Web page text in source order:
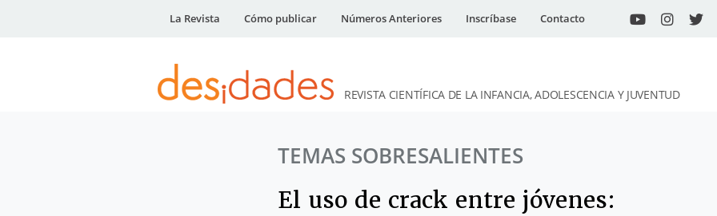
La Revista Cómo publicar Números Anteriores Inscríbase Contacto
DESidades
REVISTA CIENTÍFICA DE LA INFANCIA, ADOLESCENCIA Y JUVENTUD
TEMAS SOBRESALIENTES
El uso de crack entre jóvenes: